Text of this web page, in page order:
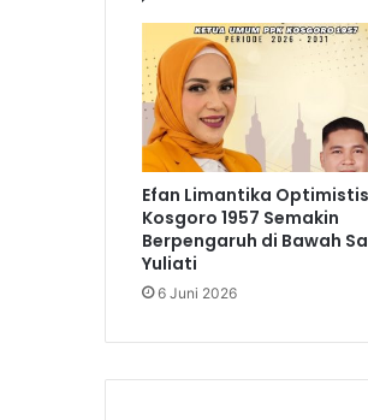
Efan Limantika Optimistis
Kosgoro 1957 Semakin
Berpengaruh di Bawah
Yuliati
6 Juni 2026